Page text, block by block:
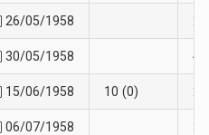
26/05/1958 28
30/05/1958 49
15/06/1958 10 (0) 28
06/07/1958 31